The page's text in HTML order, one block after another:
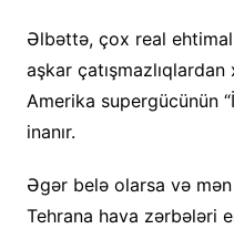
Əlbəttə, çox real
aşkar
Amerika supergücünün
inanır.
Əgər belə olarsa və
Tehrana hava zərbələri